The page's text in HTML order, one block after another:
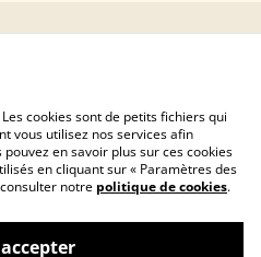
Politique de cookies
cookies sont de petits fichiers qui
vous utilisez nos services afin
en savoir plus sur ces cookies
en cliquant sur « Paramètres des
notre politique de cookies.